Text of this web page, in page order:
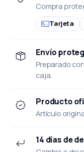
Compra
Tarjeta
Envío
Preparado
caja.
Producto
Artículo
14 días de